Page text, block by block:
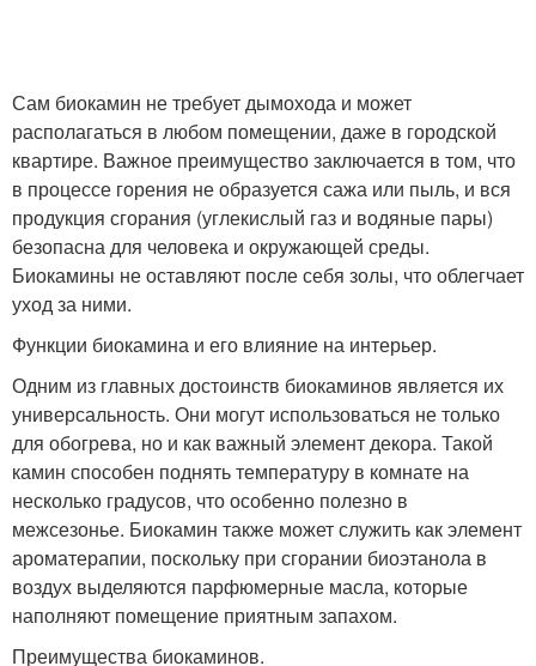
Сам биокамин не требует дымохода и может
располагаться в любом помещении, даже в городской
квартире. Важное преимущество заключается в том, что
в процессе горения не образуется сажа или пыль, и вся
продукция сгорания (углекислый газ и водяные пары)
безопасна для человека и окружающей среды.
Биокамины не оставляют после себя золы, что облегчает
уход за ними.
Функции биокамина и его влияние на интерьер.
Одним из главных достоинств биокаминов является их
универсальность. Они могут использоваться не только
для обогрева, но и как важный элемент декора. Такой
камин способен поднять температуру в комнате на
несколько градусов, что особенно полезно в
межсезонье. Биокамин также может служить как элемент
ароматерапии, поскольку при сгорании биоэтанола в
воздух выделяются парфюмерные масла, которые
наполняют помещение приятным запахом.
Преимущества биокаминов.